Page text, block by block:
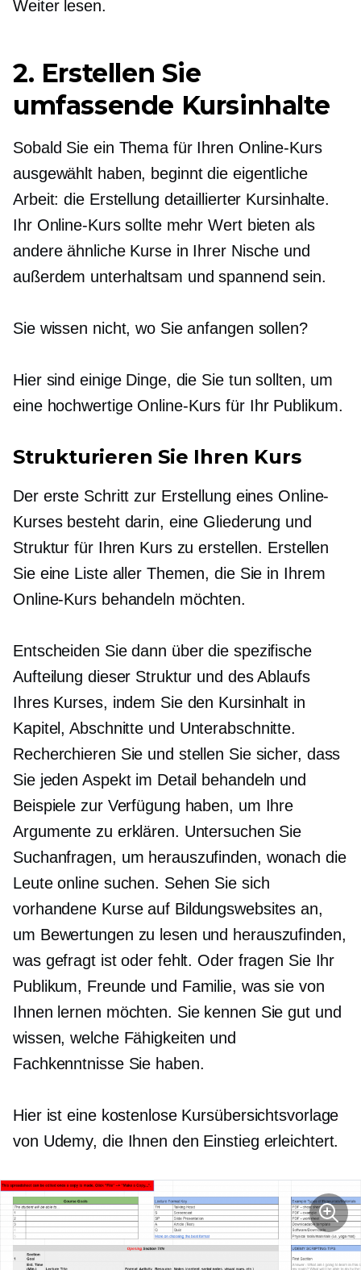
Weiter lesen.
2. Erstellen Sie
umfassende Kursinhalte
Sobald Sie ein Thema für Ihren Online-Kurs
ausgewählt haben, beginnt die eigentliche
Arbeit: die Erstellung detaillierter Kursinhalte.
Ihr Online-Kurs sollte mehr Wert bieten als
andere ähnliche Kurse in Ihrer Nische und
außerdem unterhaltsam und spannend sein.
Sie wissen nicht, wo Sie anfangen sollen?
Hier sind einige Dinge, die Sie tun sollten, um
eine hochwertigeOnline-Kurs für Ihr Publikum.
Strukturieren Sie Ihren Kurs
Der erste Schritt zur Erstellung eines Online-
Kurses besteht darin, eine Gliederung und
Struktur für Ihren Kurs zu erstellen. Erstellen
Sie eine Liste aller Themen, die Sie in Ihrem
Online-Kurs behandeln möchten.
Entscheiden Sie dann über die spezifische
Aufteilung dieser Struktur und des Ablaufs
Ihres Kurses, indem Sie den Kursinhalt in
Kapitel, Abschnitte und Unterabschnitte.
Recherchieren Sie und stellen Sie sicher, dass
Sie jeden Aspekt im Detail behandeln und
Beispiele zur Verfügung haben, um Ihre
Argumente zu erklären. Untersuchen Sie
Suchanfragen, um herauszufinden, wonach die
Leute online suchen. Sehen Sie sich
vorhandene Kurse auf Bildungswebsites an,
um Bewertungen zu lesen und herauszufinden,
was gefragt ist oder fehlt. Oder fragen Sie Ihr
Publikum, Freunde und Familie, was sie von
Ihnen lernen möchten. Sie kennen Sie gut und
wissen, welche Fähigkeiten und
Fachkenntnisse Sie haben.
Hier ist eine kostenlose Kursübersichtsvorlage
von Udemy, die Ihnen den Einstieg erleichtert.